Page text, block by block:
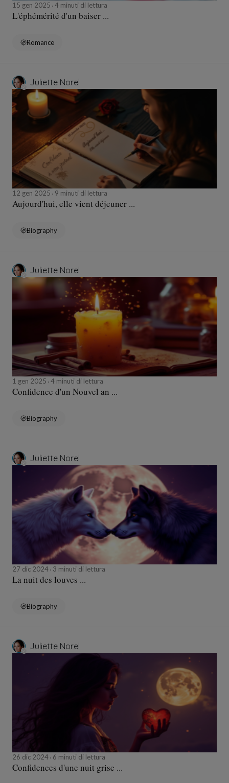
15 gen 2025 4 minuti di lettura
L'éphémérité d'un baiser ...
Romance
Juliette Norel
12 gen 2025 9 minuti di lettura
Aujourd'hui, elle vient déjeuner ...
Biography
Juliette Norel
1 gen 2025 4 minuti di lettura
Confidence d'un Nouvel an ...
Biography
Juliette Norel
27 dic 2024 3 minuti di lettura
La nuit des louves ...
Biography
Juliette Norel
26 dic 2024 6 minuti di lettura
Confidences d'une nuit grise ...